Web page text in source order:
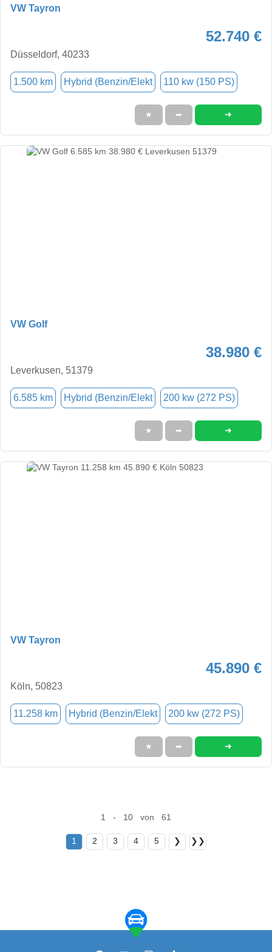
VW Tayron
52.740 €
Düsseldorf, 40233
1.500 km Hybrid (Benzin/Elekt 110 kw (150 PS)
★ ➦ ➜
VW Golf
38.980 €
Leverkusen, 51379
6.585 km Hybrid (Benzin/Elekt 200 kw (272 PS)
★ ➦ ➜
VW Tayron
45.890 €
Köln, 50823
11.258 km Hybrid (Benzin/Elekt 200 kw (272 PS)
★ ➦ ➜
1 - 10 von 61
1 2 3 4 5 ❯ ❯❯